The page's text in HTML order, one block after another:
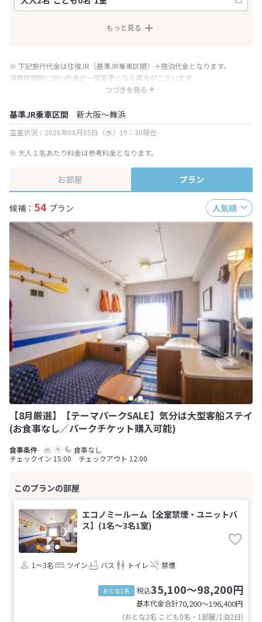
もっと見る
つづきを見る
※ 下記旅行代金は往復JR（基準JR乗車区間）＋宿泊代金となります。
消費税増税に伴い代金が一部変更となる場合がございます。
※ 表示されている旅行代金・プラン内容は一定時間ごとに更新されます。最
基準JR乗車区間 新大阪～舞浜
空室状況：2026年08月05日（水）19：30現在
※ 大人１名あたり料金は参考料金となります。
お部屋 プラン
候補： 54 プラン 人気順
【8月厳選】【テーマパークSALE】気分は大型客船ステイ
(お食事なし／パークチケット購入可能)
食事なし
チェックイン 15:00 チェックアウト 12:00
エコノミールーム【全室禁煙・ユニットバ
ス】(1名～3名1室)
1～3名 ツイン バス トイレ 禁煙
おとな1名 税込35,100～98,200円
基本代金合計70,200〜196,400円
(おとな2名 こども0名・1部屋/1泊2日)